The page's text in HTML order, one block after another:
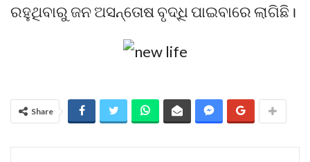
ରହୁଥିବାରୁ ଜନ ଅସନ୍ତୋଷ ବୃଦ୍ଧି ପାଇବାରେ ଲାଗିଛି।
Share